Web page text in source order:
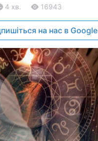
4 хв. 16943
на нас в Google